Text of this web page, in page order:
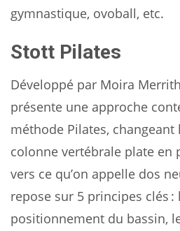
gymnastique, ovoball, etc.
Stott Pilates
Développé par Moira
présente une approche
méthode Pilates, changeant
colonne vertébrale plate en
vers ce qu’on appelle dos
repose sur 5 principes clés
positionnement du bassin,